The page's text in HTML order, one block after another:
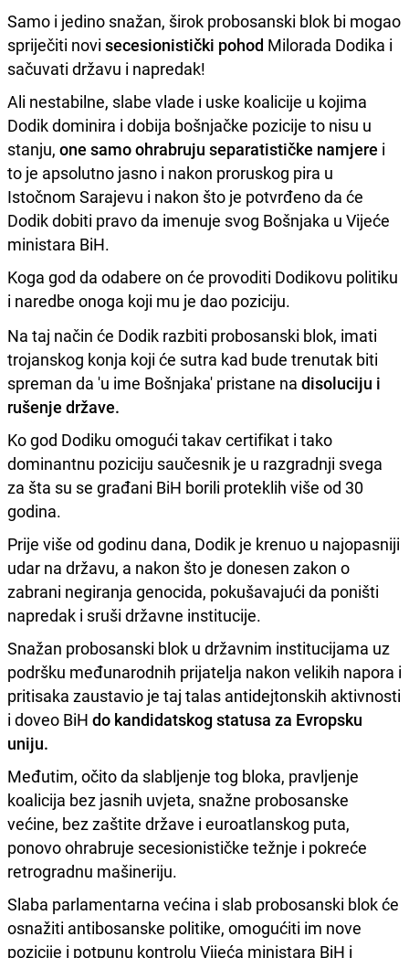
Samo i jedino snažan, širok probosanski blok bi mogao
spriječiti novi secesionistički pohod Milorada Dodika i
sačuvati državu i napredak!
Ali nestabilne, slabe vlade i uske koalicije u kojima
Dodik dominira i dobija bošnjačke pozicije to nisu u
stanju, one samo ohrabruju separatističke namjere i
to je apsolutno jasno i nakon proruskog pira u
Istočnom Sarajevu i nakon što je potvrđeno da će
Dodik dobiti pravo da imenuje svog Bošnjaka u Vijeće
ministara BiH.
Koga god da odabere on će provoditi Dodikovu politiku
i naredbe onoga koji mu je dao poziciju.
Na taj način će Dodik razbiti probosanski blok, imati
trojanskog konja koji će sutra kad bude trenutak biti
spreman da 'u ime Bošnjaka' pristane na disoluciju i
rušenje države.
Ko god Dodiku omogući takav certifikat i tako
dominantnu poziciju saučesnik je u razgradnji svega
za šta su se građani BiH borili proteklih više od 30
godina.
Prije više od godinu dana, Dodik je krenuo u najopasniji
udar na državu, a nakon što je donesen zakon o
zabrani negiranja genocida, pokušavajući da poništi
napredak i sruši državne institucije.
Snažan probosanski blok u državnim institucijama uz
podršku međunarodnih prijatelja nakon velikih napora i
pritisaka zaustavio je taj talas antidejtonskih aktivnosti
i doveo BiH do kandidatskog statusa za Evropsku
uniju.
Međutim, očito da slabljenje tog bloka, pravljenje
koalicija bez jasnih uvjeta, snažne probosanske
većine, bez zaštite države i euroatlanskog puta,
ponovo ohrabruje secesionističke težnje i pokreće
retrogradnu mašineriju.
Slaba parlamentarna većina i slab probosanski blok će
osnažiti antibosanske politike, omogućiti im nove
pozicije i potpunu kontrolu Vijeća ministara BiH i